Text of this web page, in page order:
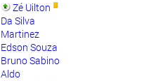
Zé Uilton
Da Silva
Martinez
Edson Souza
Bruno Sabino
Aldo